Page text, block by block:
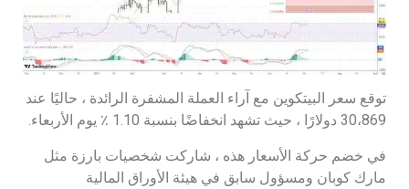
توقع سعر البيتكوين مع آراء العملة المشفرة الرائدة ، حاليًا عند
30،869 دولارًا ، حيث تشهد انخفاضًا بنسبة 1.10 ٪ يوم الأربعاء.
في خضم حركة الأسعار هذه ، شاركت شخصيات بارزة مثل
مارك كوبان ومسؤول سابق في هيئة الأوراق المالية